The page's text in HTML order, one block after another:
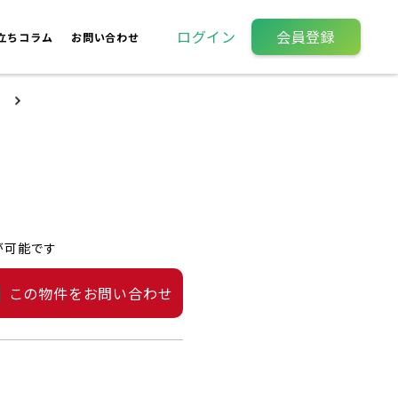
ちコラム お問い合わせ ログイン 会員登録
能です
この物件をお問い合わせ